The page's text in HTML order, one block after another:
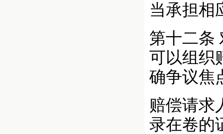
当承担相
第十二条
可以组织
确争议焦
赔偿请求
录在卷的